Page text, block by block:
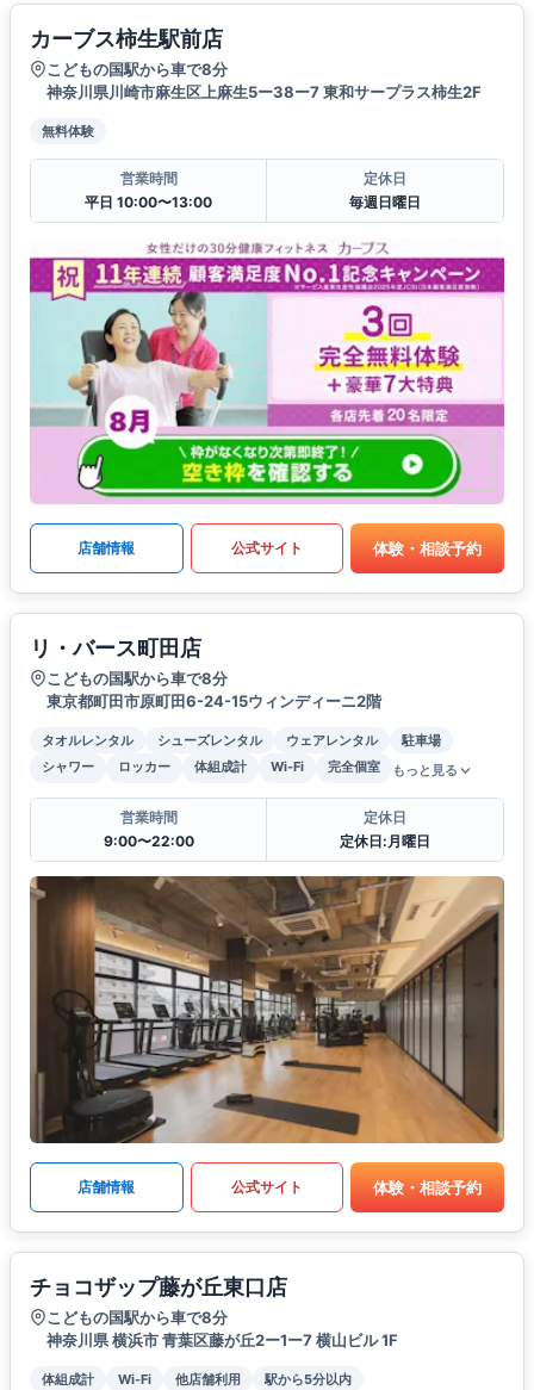
カーブス柿生駅前店
こどもの国駅から車で8分
神奈川県川崎市麻生区上麻生5ー38ー7 東和サープラス柿生2F
無料体験
営業時間
平日 10:00〜13:00
定休日
毎週日曜日
店舗情報 公式サイト 体験・相談予約
リ・バース町田店
こどもの国駅から車で8分
東京都町田市原町田6-24-15ウィンディーニ2階
タオルレンタル シューズレンタル ウェアレンタル
駐車場
シャワー
ロッカー 体組成計 Wi-Fi 完全個室 もっと見る
営業時間
9:00〜22:00
定休日
定休日:月曜日
店舗情報 公式サイト 体験・相談予約
チョコザップ藤が丘東口店
こどもの国駅から車で8分
神奈川県 横浜市 青葉区藤が丘2ー1ー7 横山ビル 1F
体組成計 Wi-Fi 他店舗利用 駅から5分以内